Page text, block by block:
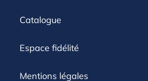
Catalogue
Espace fidélité
Mentions légales